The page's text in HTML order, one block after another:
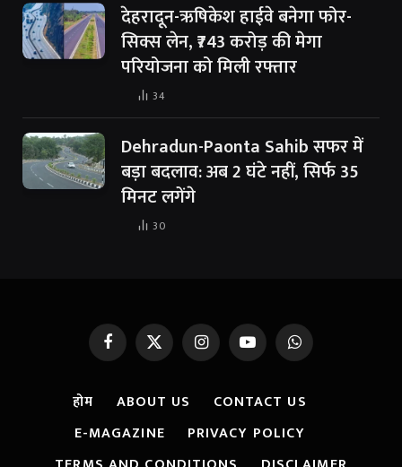
देहरादून-ऋषिकेश हाईवे बनेगा फोर-
सिक्स लेन, ₹743 करोड़ की मेगा
परियोजना को मिली रफ्तार
34
Dehradun-Paonta Sahib सफर में
बड़ा बदलाव: अब 2 घंटे नहीं, सिर्फ 35
मिनट लगेंगे
30
FacebookX
(Twitter)
InstagramYouTubeWhatsApp
होम ABOUT US
CONTACT US
E-MAGAZINE
PRIVACY POLICY